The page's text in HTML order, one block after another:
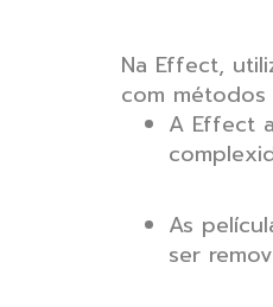
Na Effect,
com
A Effect
As
ser